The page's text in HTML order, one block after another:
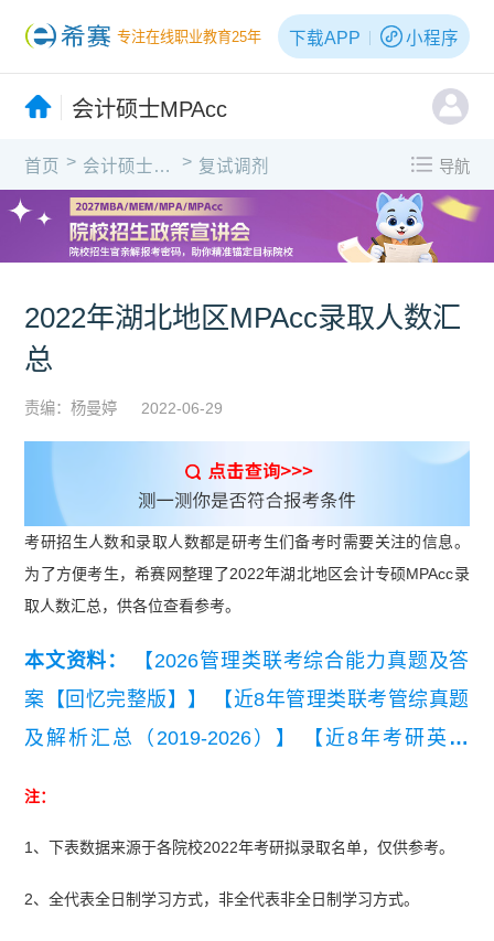
专注在线职业教育25年 下载APP 小程序
会计硕士MPAcc
首页 > 会计硕士MPAcc > 复试调剂 导航
2022年湖北地区MPAcc录取人数汇
总
责编：杨曼婷 2022-06-29
考研招生人数和录取人数都是研考生们备考时需要关注的信息。
为了方便考生，希赛网整理了2022年湖北地区会计专硕MPAcc录
取人数汇总，供各位查看参考。
本文资料：
【2026管理类联考综合能力真题及答
案【回忆完整版】】
【近8年管理类联考管综真题
及解析汇总（2019-2026）】
【近8年考研英语
注：
1、下表数据来源于各院校2022年考研拟录取名单，仅供参考。
2、全代表全日制学习方式，非全代表非全日制学习方式。